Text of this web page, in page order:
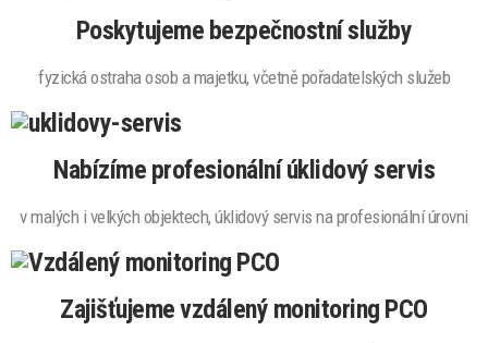
Poskytujeme bezpečnostní služby
fyzická ostraha osob a majetku, včetně pořadatelských služeb
Nabízíme profesionální úklidový servis
v malých i velkých objektech, úklidový servis na profesionální úrovni
Zajišťujeme vzdálený monitoring PCO